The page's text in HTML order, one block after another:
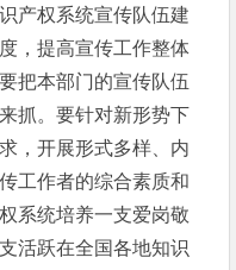
权系统宣传队伍建
，提高宣传工作整体
把本部门的宣传队伍
抓。要针对新形势下
，开展形式多样、内
工作者的综合素质和
系统培养一支爱岗敬
活跃在全国各地知识